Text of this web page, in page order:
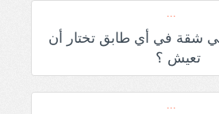
شقة في أي طابق تختار أن
تعيش ؟